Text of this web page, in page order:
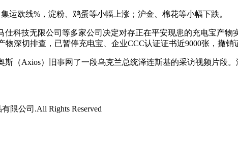
欧线%，淀粉、鸡蛋等小幅上涨；沪金、棉花等小幅下跌。
技无限公司等多家公司决定对存正在平安现患的充电宝产物
深切排查，已暂停充电宝、企业CCC认证证书近9000张，撤销
Axios）旧事网了一段乌克兰总统泽连斯基的采访视频片段
限公司.All Rights Reserved